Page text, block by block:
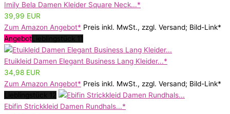
Imily Bela Damen Kleider Square Neck...*
39,99 EUR
Zum Amazon Angebot* Preis inkl. MwSt., zzgl. Versand; Bild-Link*
Angebot
Etuikleid Damen Elegant Business Lang Kleider...*
34,98 EUR
Zum Amazon Angebot* Preis inkl. MwSt., zzgl. Versand; Bild-Link*
Ebifin Strickkleid Damen Rundhals...*